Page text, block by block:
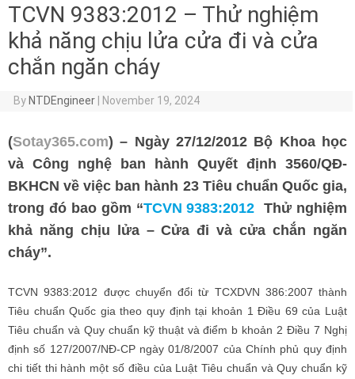
TCVN 9383:2012 – Thử nghiệm
khả năng chịu lửa cửa đi và cửa
chắn ngăn cháy
ByNTDEngineer | November 19, 2024
(Sotay365.com) – Ngày 27/12/2012 Bộ Khoa học
và Công nghệ ban hành Quyết định 3560/QĐ-
BKHCN về việc ban hành 23 Tiêu chuẩn Quốc gia,
trong đó bao gồm “TCVN 9383:2012 Thử nghiệm
khả năng chịu lửa – Cửa đi và cửa chắn ngăn
cháy”.
TCVN 9383:2012 được chuyển đổi từ TCXDVN 386:2007 thành
Tiêu chuẩn Quốc gia theo quy định tại khoản 1 Điều 69 của Luật
Tiêu chuẩn và Quy chuẩn kỹ thuật và điểm b khoản 2 Điều 7 Nghị
định số 127/2007/NĐ-CP ngày 01/8/2007 của Chính phủ quy định
chi tiết thi hành một số điều của Luật Tiêu chuẩn và Quy chuẩn kỹ